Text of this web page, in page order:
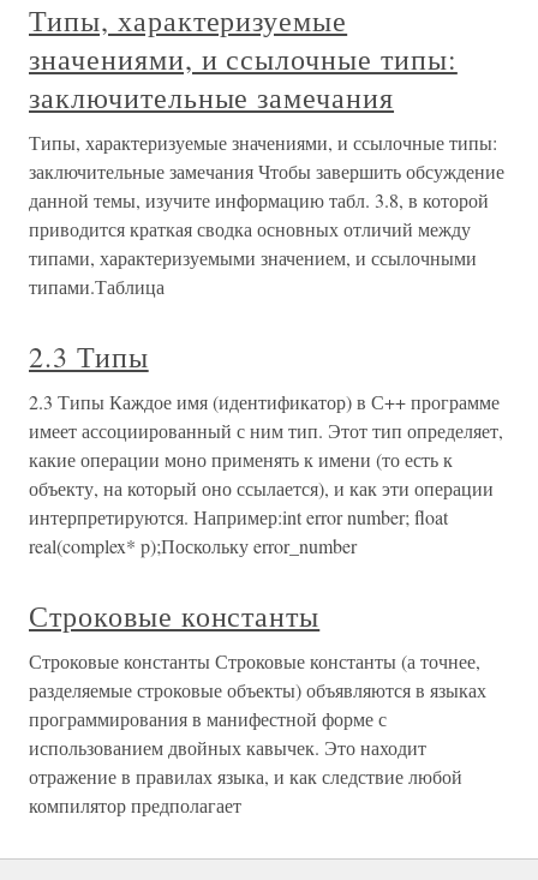
Типы, характеризуемые
значениями, и ссылочные типы:
заключительные замечания
Типы, характеризуемые значениями, и ссылочные типы:
заключительные замечания Чтобы завершить обсуждение
данной темы, изучите информацию табл. 3.8, в которой
приводится краткая сводка основных отличий между
типами, характеризуемыми значением, и ссылочными
типами.Таблица
2.3 Типы
2.3 Типы Каждое имя (идентификатор) в С++ программе
имеет ассоциированный с ним тип. Этот тип определяет,
какие операции моно применять к имени (то есть к
объекту, на который оно ссылается), и как эти операции
интерпретируются. Например:int error number; float
real(complex* p);Поскольку error_number
Строковые константы
Строковые константы Строковые константы (а точнее,
разделяемые строковые объекты) объявляются в языках
программирования в манифестной форме с
использованием двойных кавычек. Это находит
отражение в правилах языка, и как следствие любой
компилятор предполагает